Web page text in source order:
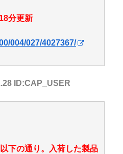
分更新
004/027/4027367/
ID:CAP_USER
下の通り。入荷した製品